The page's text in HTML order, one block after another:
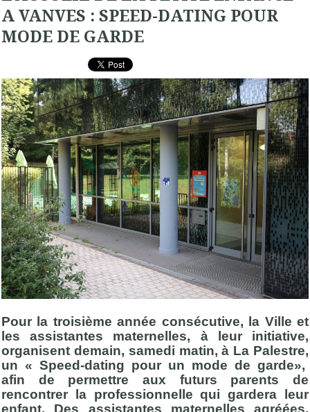
A VANVES : SPEED-DATING POUR
MODE DE GARDE
Pour la troisième année consécutive, la Ville et
les assistantes maternelles, à leur initiative,
organisent demain, samedi matin, à La Palestre,
un « Speed-dating pour un mode de garde»,
afin de permettre aux futurs parents de
rencontrer la professionnelle qui gardera leur
enfant. Des assistantes maternelles agréées,